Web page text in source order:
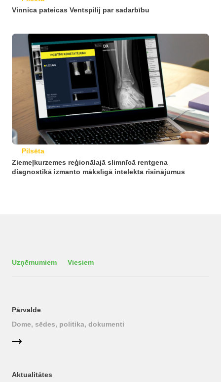
Vinnica pateicas Ventspilij par sadarbību
Pilsēta
Ziemeļkurzemes reģionālajā slimnīcā rentgena
diagnostikā izmanto mākslīgā intelekta risinājumus
Uzņēmumiem Viesiem
Pārvalde
Dome, sēdes, politika, dokumenti
Aktualitātes